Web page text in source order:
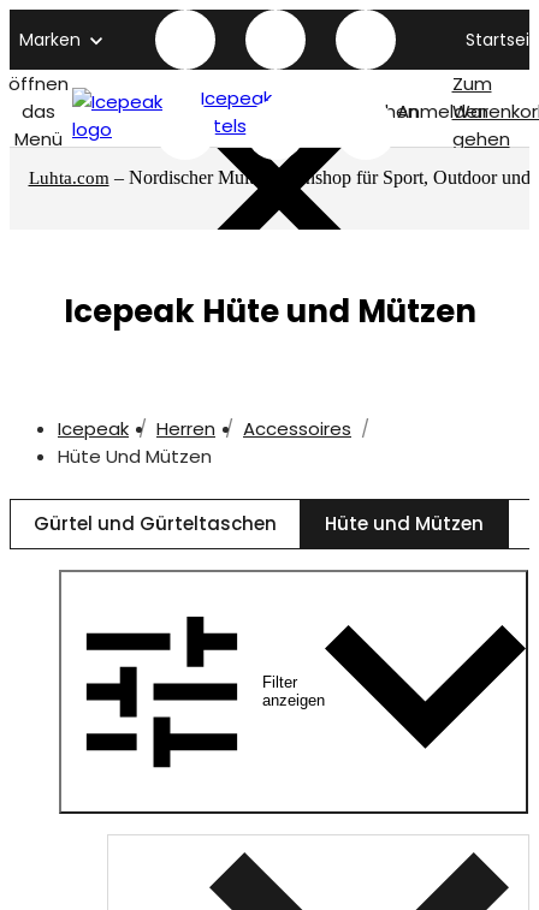
Marken
öffnen
das
Menü
Icepeak
titelseite
SuchenAnmelden
Zum
gehen
Luhta.com – Nordischer Multimarkenshop für Sport, Outdoor und
Icepeak Hüte und Mützen
Icepeak Herren
Accessoires
Hüte Und Mützen
Gürtel und Gürteltaschen Hüte und Mützen
Filter
anzeigen